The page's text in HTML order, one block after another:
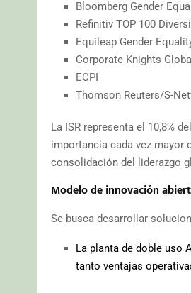
Bloomberg Gender
Refinitiv TOP 100
Equileap Gender
Corporate Knights
ECPI
Thomson Reuters/S-
La ISR representa el 10,8%
importancia cada vez mayor
consolidación del liderazgo
Modelo de innovación
Se busca desarrollar
La planta de doble uso
tanto ventajas